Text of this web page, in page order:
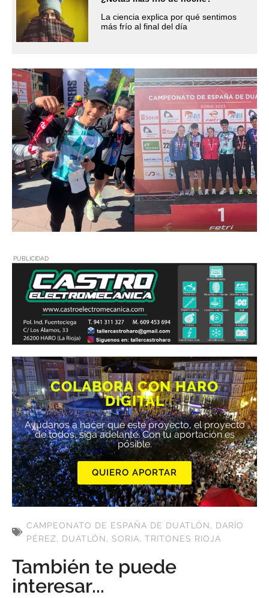
La ciencia explica por qué sentimos
más frío al final del día
PUBLICIDAD
COLABORA CON HARO
DIGITAL
Ayúdanos a hacer que este proyecto, el proyecto
de todos, siga adelante. Con tu aportación es
posible.
QUIERO APORTAR
CAMPEONATO DE ESPAÑA DE DUATLÓN, DARÍO
PÉREZ, DUATLÓN, SORIA, TRITONES RIOJA
También te puede
interesar...